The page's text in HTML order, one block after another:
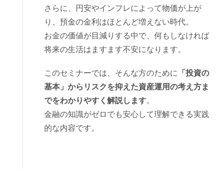
さらに、円安やインフレによって物価が上が
り、預金の金利はほとんど増えない時代。
お金の価値が目減りする中で、何もしなければ
将来の生活はますます不安になります。
このセミナーでは、そんな方のために 「投資の
基本」からリスクを抑えた資産運用の考え方ま
でをわかりやすく解説します。
金融の知識がゼロでも安心して理解できる実践
的な内容です。